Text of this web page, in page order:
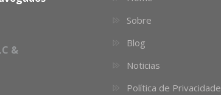
&
Sobre
Blog
Noticias
Política de Privacidade